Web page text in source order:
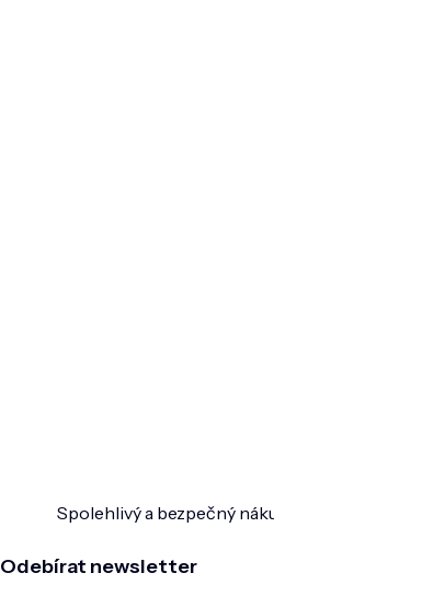
Spolehlivý a bezpečný nákup
Odebírat newsletter